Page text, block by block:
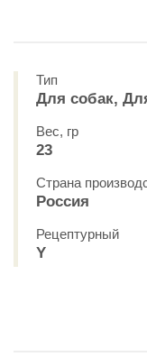
Тип
Для собак,
Вес, гр
23
Страна
Россия
Рецептурный
Y